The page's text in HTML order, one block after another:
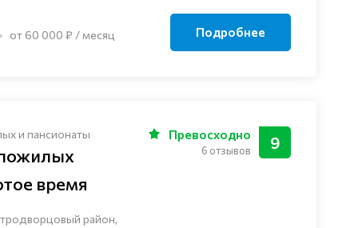
от 60 000 ₽ / месяц Подробнее
и пансионаты
время
район,
9
Превосходно
6 отзывов